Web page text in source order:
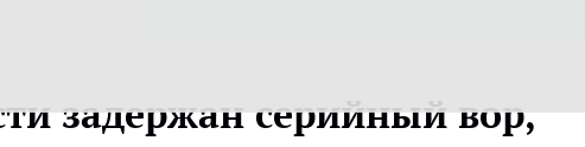
задержан серийный вор,